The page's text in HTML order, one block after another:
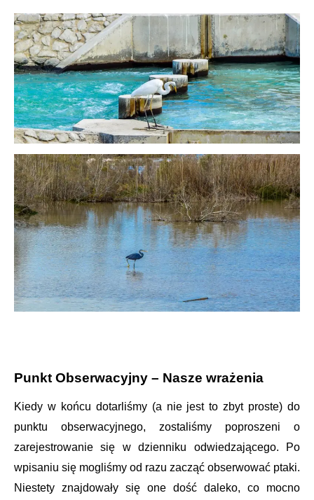
Punkt Obserwacyjny – Nasze wrażenia
Kiedy w końcu dotarliśmy (a nie jest to zbyt proste) do
punktu obserwacyjnego, zostaliśmy poproszeni o
zarejestrowanie się w dzienniku odwiedzającego. Po
wpisaniu się mogliśmy od razu zacząć obserwować ptaki.
Niestety znajdowały się one dość daleko, co mocno